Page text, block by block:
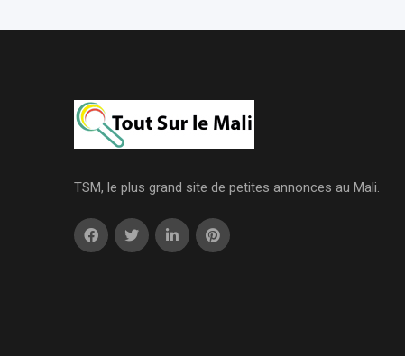
TSM, le plus grand site de petites annonces au Mali.